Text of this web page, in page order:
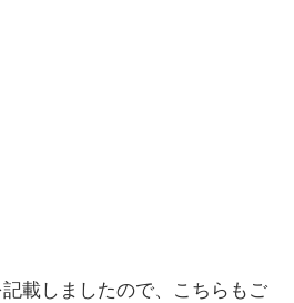
載しましたので、こちらもご